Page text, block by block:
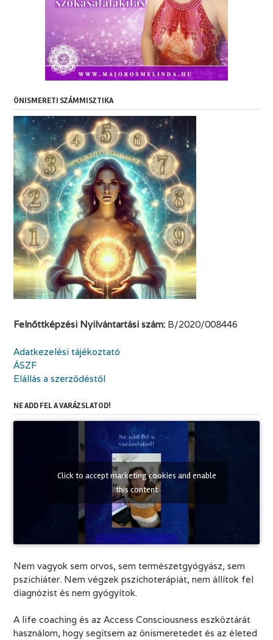
ÖNISMERETI SZÁMMISZTIKA
Felnőttképzési Nyilvántartási szám: B/2020/008446
Adatkezelési tájékoztató
ÁSZF
Elállás a szerződéstől
NE ADD FEL A VARÁZSLATOD!
Click to accept marketing cookies and enable
this content
Nem vagyok sem orvos, sem természetgyógyász, sem
pszichiáter. Nem végzek pszichoterápiát, nem állítok fel
diagnózist és nem gyógyítok.
A life coaching és az Access Consciousness eszköztárát
használom, hogy segítsem az önismeretedet és az életed